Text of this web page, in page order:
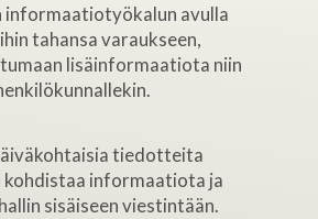
informaatiotyökalun avulla
tahansa varaukseen,
lisäinformaatiota niin
tiedotteita
informaatiota ja
sisäiseen viestintään.